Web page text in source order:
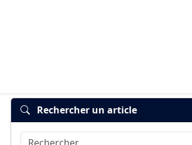
Rechercher un article
Rechercher